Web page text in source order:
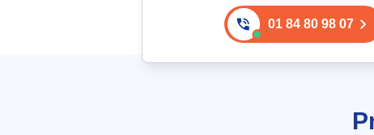
pour isolation phonique,
H 2.03m / L 94cm x 2 avec cadre
01 84 80 98 07